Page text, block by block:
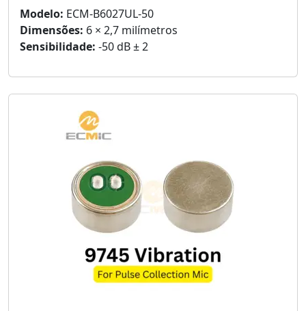
Modelo: ECM-B6027UL-50
Dimensões: 6 × 2,7 milímetros
Sensibilidade: -50 dB ± 2